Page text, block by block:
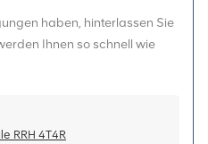
haben, hinterlassen Sie
Ihnen so schnell wie
RRH 4T4R